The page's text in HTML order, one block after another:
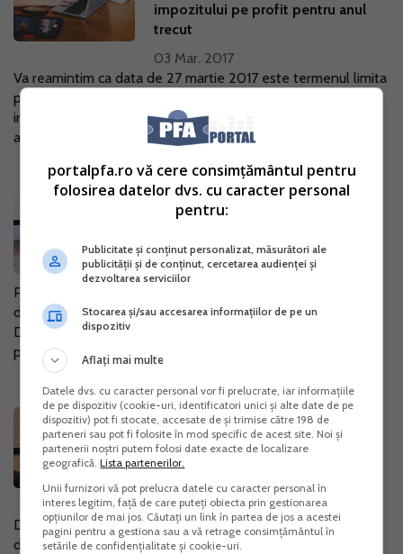
impozitului pe profit pentru anul
trecut
03 Mar. 2017
Va reamintim ca data de 27 martie 2017 este termenul limita
pentru depunerea formularului 101 "Declaratie privind
impozitul pe profit" si de plata a impozitului pe profit pentru
anul 2016. Completare...
Termen-limita 27 februarie: Ce
declaratii se depun?
23 Feb. 2017
Potrivit calendarului oficial ANAF, obligatiile fiscale
declarative cu termen 27 februarie 2017 sunt urmatoarele: -
Declaratia de inregistrare fiscala/Declaratia de mentiuni
pentru persoane...
27 februarie 2017: termen limita de
declarare si plata a impozitului pe
profit pentru anul 2016. Declaratia
07 Feb. 2017
Data de 27 februarie 2017 este termenul limita pentru
depunerea formularului 101 "Declaratie privind impozitul pe
portalpfa.ro vă cere consimțământul pentru
folosirea datelor dvs. cu caracter personal
pentru:
Publicitate și conținut personalizat, măsurători ale
publicității și de conținut, cercetarea audienței și
dezvoltarea serviciilor
Stocarea și/sau accesarea informațiilor de pe un
dispozitiv
Aflați mai multe
Datele dvs. cu caracter personal vor fi prelucrate, iar informațiile
de pe dispozitiv (cookie-uri, identificatori unici și alte date de pe
dispozitiv) pot fi stocate, accesate de și trimise către 198 de
parteneri sau pot fi folosite în mod specific de acest site. Noi și
partenerii noștri putem folosi date exacte de localizare
geografică.Lista partenerilor.
Unii furnizori vă pot prelucra datele cu caracter personal în
interes legitim, față de care puteți obiecta prin gestionarea
opțiunilor de mai jos. Căutați un link în partea de jos a acestei
pagini pentru a gestiona sau a vă retrage consimțământul în
setările de confidențialitate și cookie-uri.